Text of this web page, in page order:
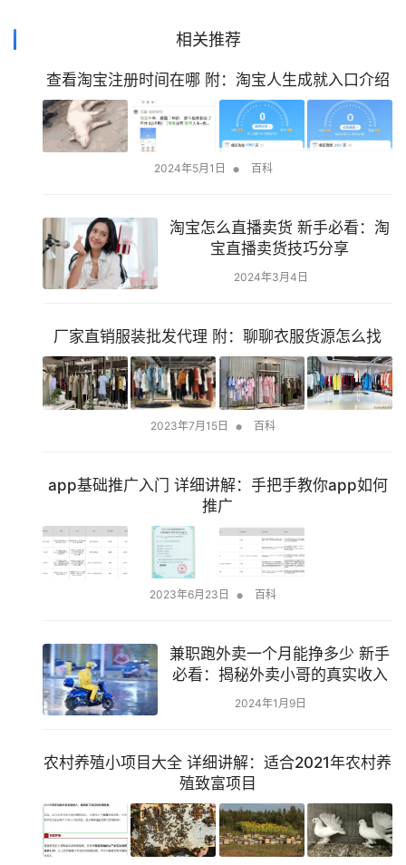
相关推荐
查看淘宝注册时间在哪 附：淘宝人生成就入口介绍
2024年5月1日 • 百科
淘宝怎么直播卖货 新手必看：淘
宝直播卖货技巧分享
2024年3月4日
厂家直销服装批发代理 附：聊聊衣服货源怎么找
2023年7月15日 • 百科
app基础推广入门 详细讲解：手把手教你app如何
推广
2023年6月23日 • 百科
兼职跑外卖一个月能挣多少 新手
必看：揭秘外卖小哥的真实收入
2024年1月9日
农村养殖小项目大全 详细讲解：适合2021年农村养
殖致富项目